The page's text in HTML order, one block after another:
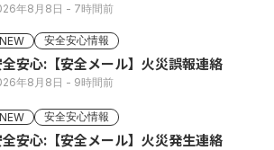
年8月8日 - 7時間前
NEW 安全安心情報
安心:【安全メール】火災誤報連絡
年8月8日 - 9時間前
NEW 安全安心情報
安心:【安全メール】火災発生連絡